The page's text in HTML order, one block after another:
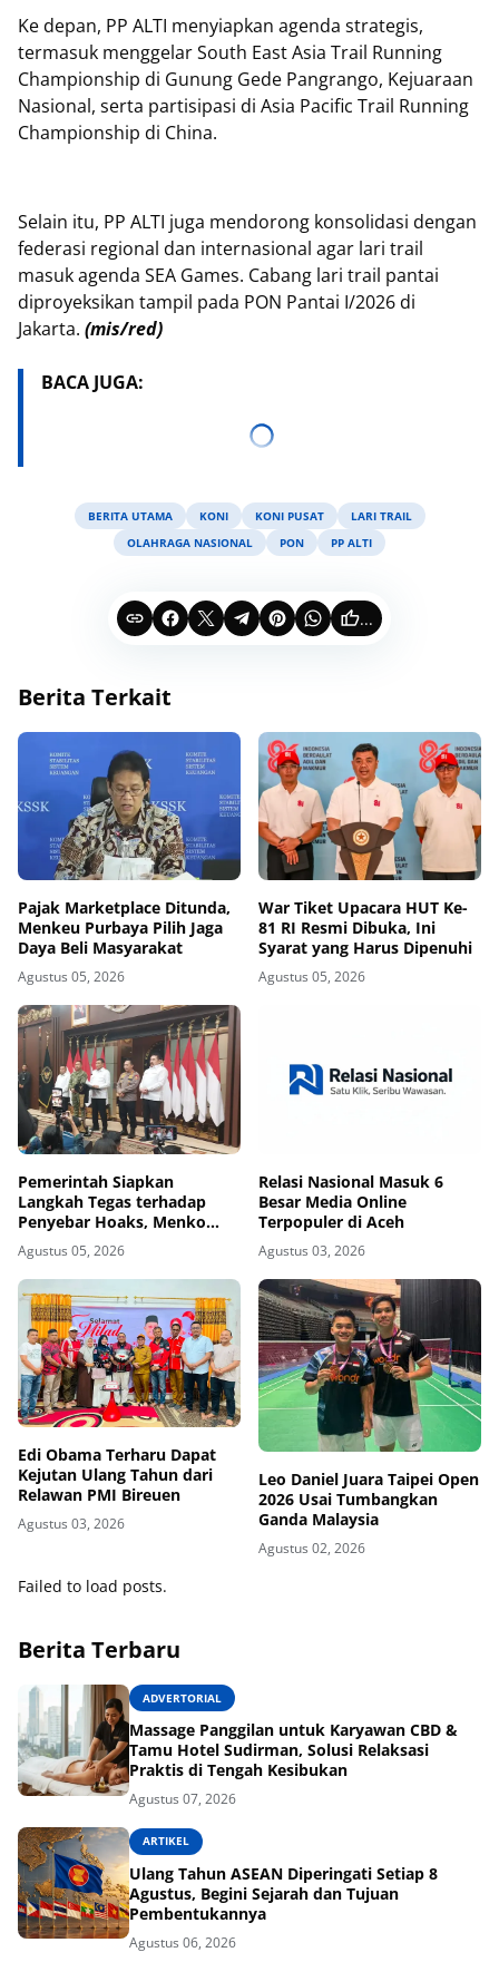
Ke depan, PP ALTI menyiapkan agenda strategis,
termasuk menggelar South East Asia Trail Running
Championship di Gunung Gede Pangrango, Kejuaraan
Nasional, serta partisipasi di Asia Pacific Trail Running
Championship di China.
Selain itu, PP ALTI juga mendorong konsolidasi dengan
federasi regional dan internasional agar lari trail
masuk agenda SEA Games. Cabang lari trail pantai
diproyeksikan tampil pada PON Pantai I/2026 di
Jakarta. (mis/red)
BACA JUGA:
BERITA UTAMA KONI KONI PUSAT
LARI TRAIL
OLAHRAGA NASIONAL
PON PP ALTI
...
Berita Terkait
Pajak Marketplace Ditunda,
Menkeu Purbaya Pilih Jaga
Daya Beli Masyarakat
Agustus 05, 2026
War Tiket Upacara HUT Ke-
81 RI Resmi Dibuka, Ini
Syarat yang Harus Dipenuhi
Agustus 05, 2026
Pemerintah Siapkan
Langkah Tegas terhadap
Penyebar Hoaks, Menko
Polkam Beri Peringatan
Keras
Agustus 05, 2026
Relasi Nasional Masuk 6
Besar Media Online
Terpopuler di Aceh
Agustus 03, 2026
Edi Obama Terharu Dapat
Kejutan Ulang Tahun dari
Relawan PMI Bireuen
Agustus 03, 2026
Leo Daniel Juara Taipei Open
2026 Usai Tumbangkan
Ganda Malaysia
Agustus 02, 2026
Failed to load posts.
Berita Terbaru
ADVERTORIAL
Massage Panggilan untuk Karyawan CBD &
Tamu Hotel Sudirman, Solusi Relaksasi
Praktis di Tengah Kesibukan
Agustus 07, 2026
ARTIKEL
Ulang Tahun ASEAN Diperingati Setiap 8
Agustus, Begini Sejarah dan Tujuan
Pembentukannya
Agustus 06, 2026